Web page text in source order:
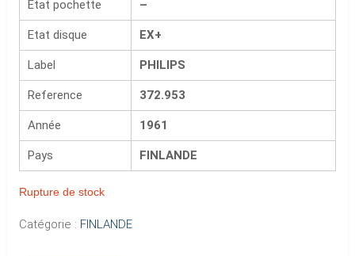
Etat pochette –
Etat disque EX+
Label PHILIPS
Reference 372.953
Année 1961
Pays FINLANDE
Rupture de stock
Catégorie : FINLANDE